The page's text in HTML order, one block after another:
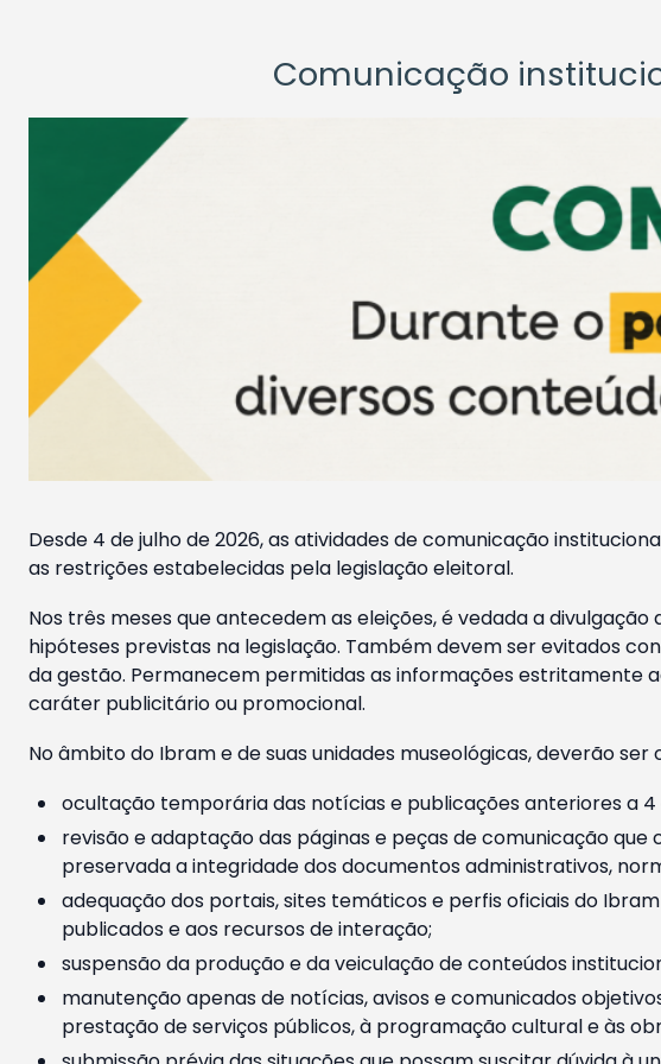
Comunicação
Desde 4 de julho de 2026, as atividades de comunicação
as restrições estabelecidas pela legislação eleitoral.
Nos três meses que antecedem as eleições, é vedada a
hipóteses previstas na legislação. Também devem ser evitados
da gestão. Permanecem permitidas as informações estritamente
caráter publicitário ou promocional.
No âmbito do Ibram e de suas unidades museológicas, deverão
ocultação temporária das notícias e publicações anteriores a
revisão e adaptação das páginas e peças de comunicação
preservada a integridade dos documentos administrativos,
adequação dos portais, sites temáticos e perfis oficiais do
publicados e aos recursos de interação;
suspensão da produção e da veiculação de conteúdos
manutenção apenas de notícias, avisos e comunicados
prestação de serviços públicos, à programação cultural e às